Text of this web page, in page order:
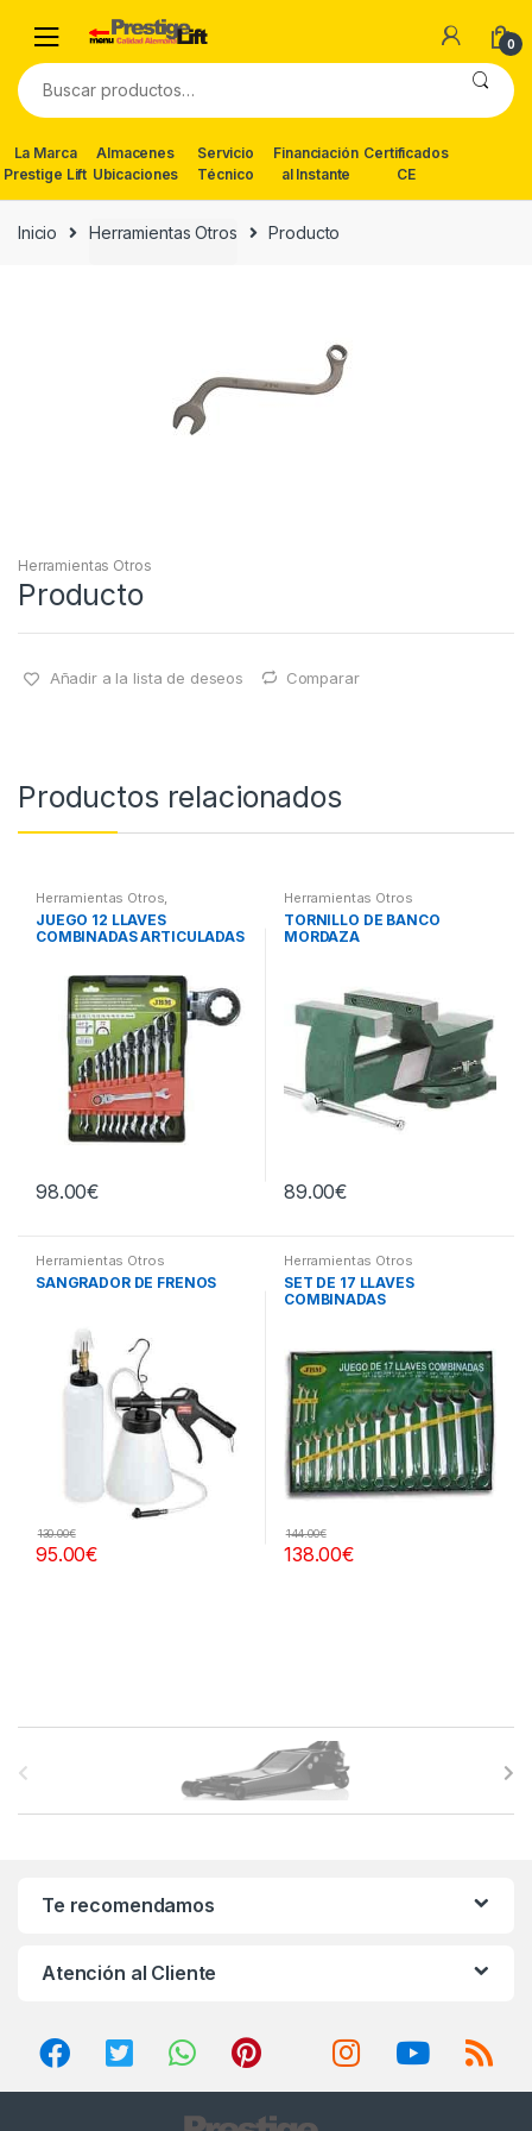
navigation
content
0
Buscar
por:
La Marca
Prestige Lift
Almacenes
Ubicaciones
Servicio
Técnico
Financiación
al Instante
Certificados
CE
Inicio Herramientas Otros Producto
Herramientas Otros
Producto
Añadir a la lista de deseos Comparar
Productos relacionados
Herramientas Otros,
Herramientas De Mano
Herramientas De Mano
JUEGO 12 LLAVES
COMBINADAS ARTICULADAS
98.00€
Herramientas Otros
TORNILLO DE BANCO
MORDAZA
89.00€
Herramientas Otros
SANGRADOR DE FRENOS
95.00€
130.00€
Herramientas Otros
SET DE 17 LLAVES
COMBINADAS
138.00€
144.00€
a
Te recomendamos
Atención al Cliente